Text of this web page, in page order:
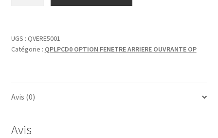
CADRE
G
UGS : QVERE5001
Catégorie : QPLPCD0 OPTION FENETRE ARRIERE OUVRANTE OP
Avis (0)
Avis